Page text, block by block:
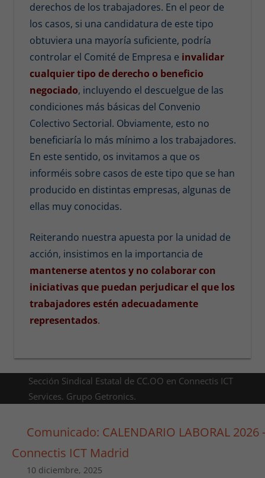
derechos de los trabajadores. En el peor de
los casos, si una candidatura de este tipo
obtuviera una mayoría suficiente, podría
controlar el Comité de Empresa e invalidar
cualquier tipo de derecho o beneficio
negociado, incluyendo el descuelgue de las
condiciones más básicas del Convenio
Colectivo Sectorial. Obviamente, esto no
beneficiaría lo más mínimo a los trabajadores.
En este sentido, os invitamos a que os
informéis sobre casos de este tipo que se han
producido en distintas empresas, algunas de
ellas muy conocidas.
Reiterando nuestra apuesta por la unidad de
acción, insistimos en la importancia de
mantenerse atentos y no colaborar con
iniciativas que puedan perjudicar el que los
trabajadores estén adecuadamente
representados.
Sección Sindical Estatal de CC.OO en Connectis ICT
Services. Grupo Getronics.
Comunicado: CALENDARIO LABORAL 2026
Connectis ICT Madrid
10 diciembre, 2025